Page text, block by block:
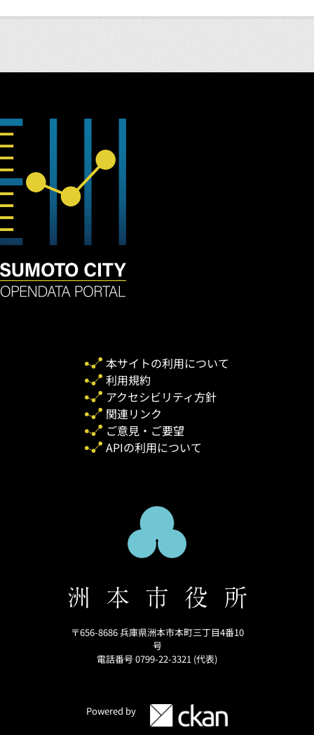
本サイトの利用について
利用規約
アクセシビリティ方針
関連リンク
ご意見・ご要望
APIの利用について
〒656-8686 兵庫県洲本市本町三丁目4番10
号
電話番号 0799-22-3321 (代表)
Powered by